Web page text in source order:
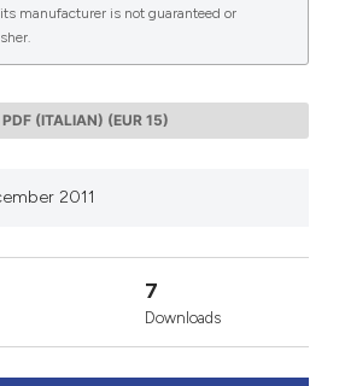
0
manufacturer is not guaranteed or
PDF (ITALIAN) (EUR 15)
2011
7
Downloads